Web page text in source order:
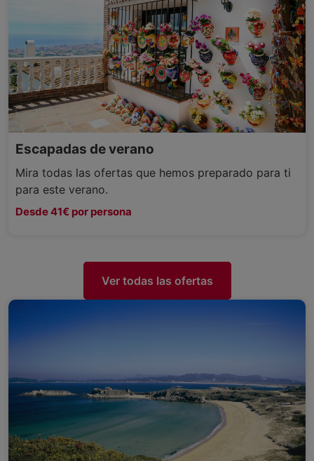
Escapadas de verano
Mira todas las ofertas que hemos preparado para ti
para este verano.
Desde 41€ por persona
Ver todas las ofertas